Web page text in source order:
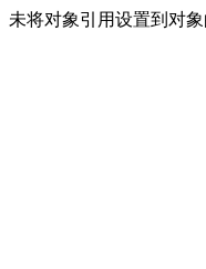
未将对象引用设置到对象